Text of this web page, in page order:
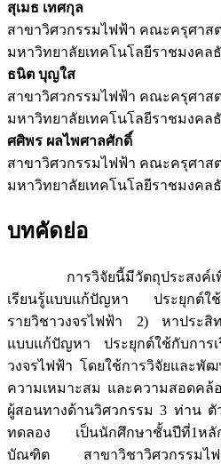
สุเมธ เทศกุล
สาขาวิศวกรรมไฟฟ้า คณะครุศาส
มหาวิทยาลัยเทคโนโลยีราชมงคล
ธนิต บุญใส
สาขาวิศวกรรมไฟฟ้า คณะครุศาส
มหาวิทยาลัยเทคโนโลยีราชมงคล
ศศิพร ผลไพศาลศักดิ์
สาขาวิศวกรรมไฟฟ้า คณะครุศาส
มหาวิทยาลัยเทคโนโลยีราชมงคล
บทคัดย่อ
การวิจัยนี้มีวัตถุประสงค์เพื่อ
เรียนรู้แบบแก้ปัญหา ประยุกต์ใช้
รายวิชาวงจรไฟฟ้า 2) หาประสิ
แบบแก้ปัญหา ประยุกต์ใช้กับการเ
วงจรไฟฟ้า โดยใช้การวิจัยและพั
ความเหมาะสม และความสอดคล้
ผู้สอนทางด้านวิศวกรรม 3 ท่าน ตั
ทดลอง เป็นนักศึกษาชั้นปีที่1หลัก
บัณฑิต สาขาวิชาวิศวกรรมไ